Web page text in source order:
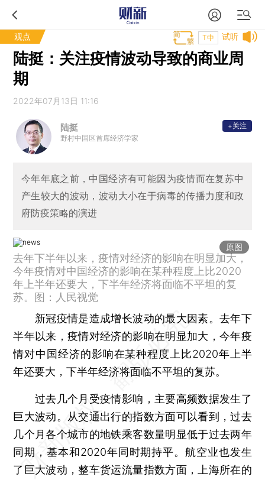
观点 试听
T中
陆挺：关注疫情波动导致的商业周
期
2022年07月13日 11:16
陆挺
野村中国区首席经济学家
+关注
今年年底之前，中国经济有可能因为疫情而在复苏中
产生较大的波动，波动大小在于病毒的传播力度和政
府防疫策略的演进
原图
去年下半年以来，疫情对经济的影响在明显加大，
今年疫情对中国经济的影响在某种程度上比2020
年上半年还要大，下半年经济将面临不平坦的复
苏。图：人民视觉
新冠疫情是造成增长波动的最大因素。去年下
半年以来，疫情对经济的影响在明显加大，今年疫
情对中国经济的影响在某种程度上比2020年上半
年还要大，下半年经济将面临不平坦的复苏。
过去几个月受疫情影响，主要高频数据发生了
巨大波动。从交通出行的指数方面可以看到，过去
几个月各个城市的地铁乘客数量明显低于过去两年
同期，基本和2020年同时期持平。航空业也发生
了巨大波动，整车货运流量指数方面，上海所在的